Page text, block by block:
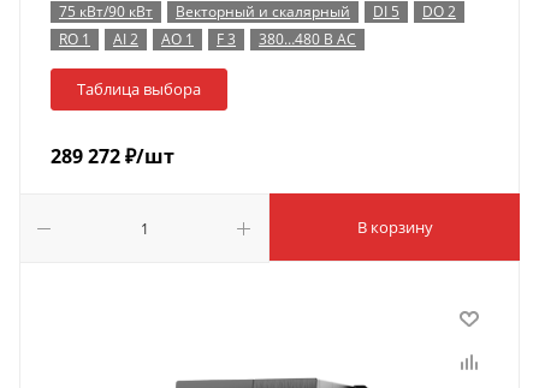
75 кВт/90 кВт
Векторный и скалярный DI 5
DO 2
RO 1
AI 2 AO 1 F 3 380…480 В AC
Таблица выбора
289 272₽/шт
В корзину